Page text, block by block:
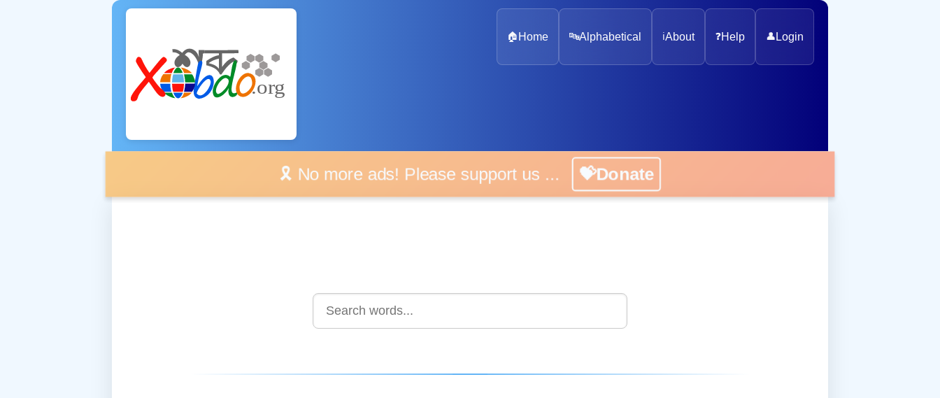
🏠 Home 🔤Alphabetical ℹ️About ❓Help 👤 Login
🎗️ No more ads! Please support us ... 💝Donate